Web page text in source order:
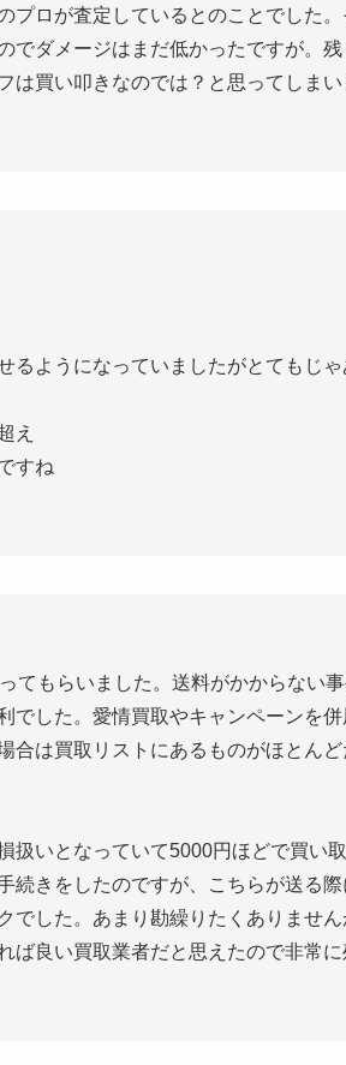
プロが査定しているとのことでした
ダメージはまだ低かったですが。
は買い叩きなのでは？と思ってしまい
るようになっていましたがとてもじ
え
すね
てもらいました。送料がかからない
でした。愛情買取やキャンペーンを
合は買取リストにあるものがほとん
扱いとなっていて5000円ほどで買い
続きをしたのですが、こちらが送る
でした。あまり勘繰りたくありませ
良い買取業者だと思えたので非常に